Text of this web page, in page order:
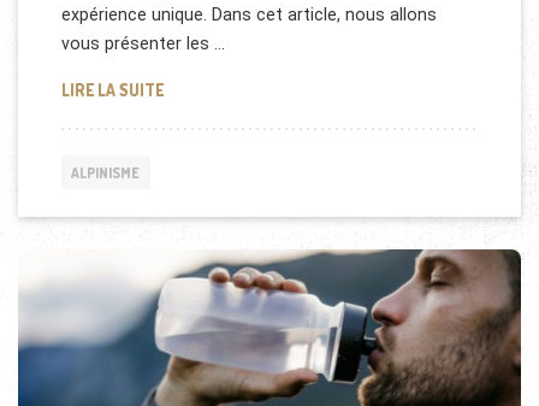
expérience unique. Dans cet article, nous allons
vous présenter les …
LIRE LA SUITEL’ALPINISME EN ÉTÉ : DÉFIS, ASTUCES ET
ALPINISME